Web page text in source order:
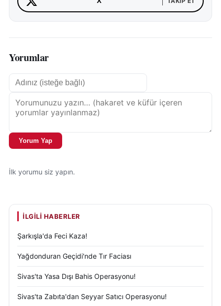
Yorumlar
Yorum Yap
İlk yorumu siz yapın.
İLGILI HABERLER
Şarkışla'da Feci Kaza!
Yağdonduran Geçidi'nde Tır Faciası
Sivas'ta Yasa Dışı Bahis Operasyonu!
Sivas'ta Zabıta'dan Seyyar Satıcı Operasyonu!